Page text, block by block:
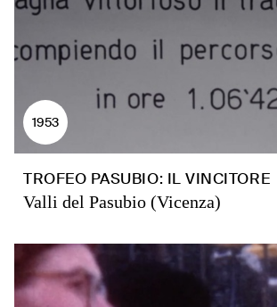
1953
TROFEO PASUBIO: IL VINCITORE
Valli del Pasubio (Vicenza)